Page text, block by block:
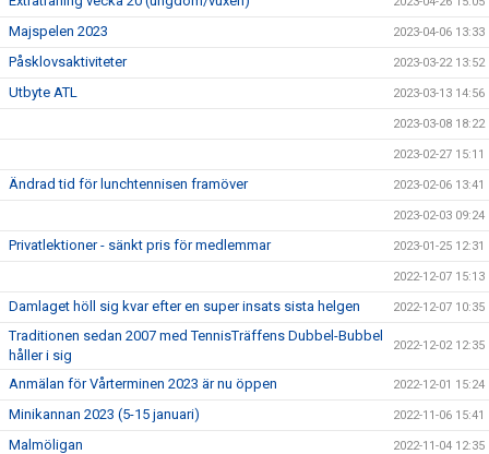
Majspelen 2023 2023-04-06 13:33
Påsklovsaktiviteter 2023-03-22 13:52
Utbyte ATL 2023-03-13 14:56
2023-03-08 18:22
2023-02-27 15:11
Ändrad tid för lunchtennisen framöver 2023-02-06 13:41
2023-02-03 09:24
Privatlektioner - sänkt pris för medlemmar 2023-01-25 12:31
2022-12-07 15:13
Damlaget höll sig kvar efter en super insats sista helgen 2022-12-07 10:35
Traditionen sedan 2007 med TennisTräffens Dubbel-Bubbel
håller i sig
2022-12-02 12:35
Anmälan för Vårterminen 2023 är nu öppen 2022-12-01 15:24
Minikannan 2023 (5-15 januari) 2022-11-06 15:41
Malmöligan 2022-11-04 12:35